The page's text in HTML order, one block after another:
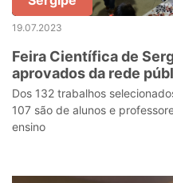
19.07.2023
Feira Científica de
aprovados da rede
Dos 132 trabalhos
107 são de alunos e
ensino